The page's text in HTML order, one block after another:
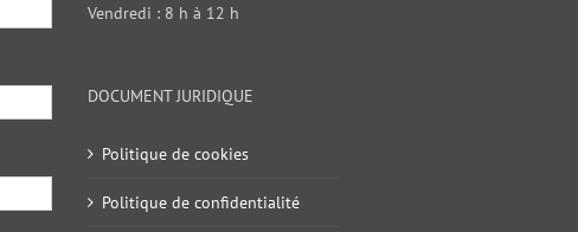
Vendredi : 8 h à 12 h
DOCUMENT JURIDIQUE
Politique de cookies
Politique de confidentialité